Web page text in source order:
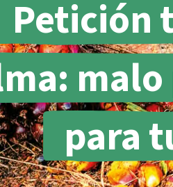
niños
Petición
para